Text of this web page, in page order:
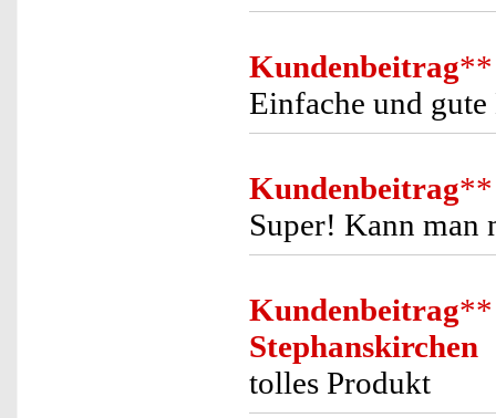
Kundenbeitrag**
Einfache und
Kundenbeitrag**
Super! Kann man
Kundenbeitrag**
Stephanskirchen
tolles Produkt